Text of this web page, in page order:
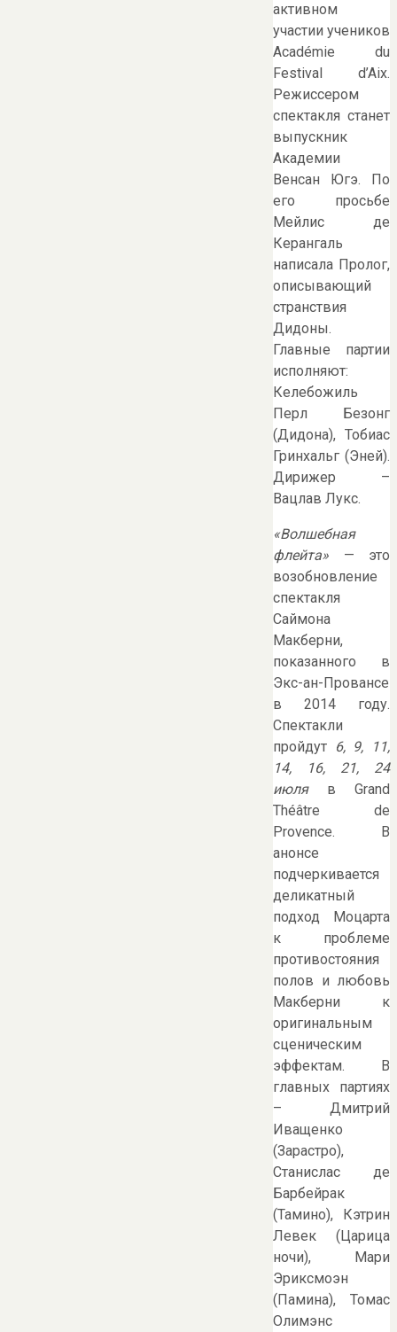
активном
участии учеников
Académie du
Festival d’Aix.
Режиссером
спектакля станет
выпускник
Академии
Венсан Югэ. По
его просьбе
Мейлис де
Керангаль
написала Пролог,
описывающий
странствия
Дидоны.
Главные партии
исполняют:
Келебожиль
Перл Безонг
(Дидона), Тобиас
Гринхальг (Эней).
Дирижер –
Вацлав Лукс.
«Волшебная
флейта» — это
возобновление
спектакля
Саймона
Макберни,
показанного в
Экс-ан-Провансе
в 2014 году.
Спектакли
пройдут 6, 9, 11,
14, 16, 21, 24
июля в Grand
Théâtre de
Provence. В
анонсе
подчеркивается
деликатный
подход Моцарта
к проблеме
противостояния
полов и любовь
Макберни к
оригинальным
сценическим
эффектам. В
главных партиях
– Дмитрий
Иващенко
(Зарастро),
Станислас де
Барбейрак
(Тамино), Кэтрин
Левек (Царица
ночи), Мари
Эриксмоэн
(Памина), Томас
Олимэнс